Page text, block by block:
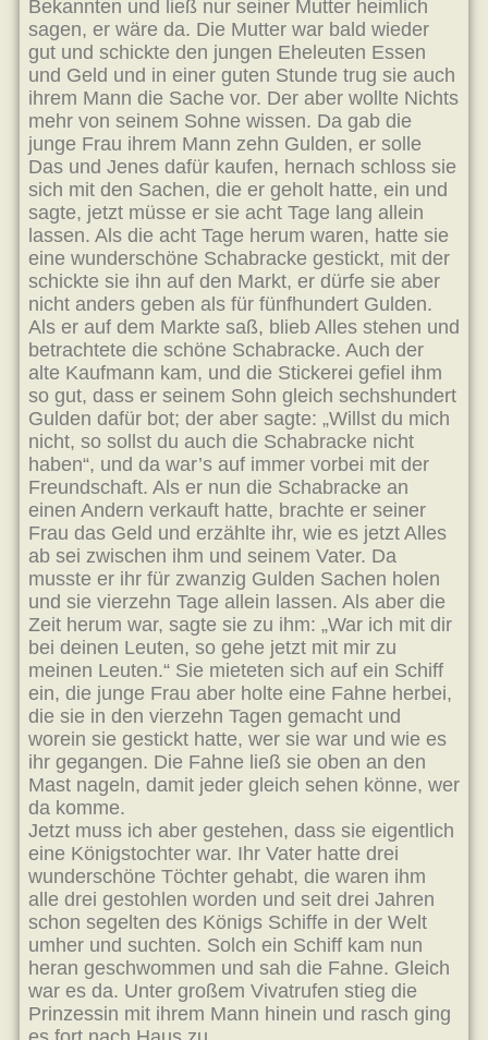
Bekannten und ließ nur seiner Mutter heimlich
sagen, er wäre da. Die Mutter war bald wieder
gut und schickte den jungen Eheleuten Essen
und Geld und in einer guten Stunde trug sie auch
ihrem Mann die Sache vor. Der aber wollte Nichts
mehr von seinem Sohne wissen. Da gab die
junge Frau ihrem Mann zehn Gulden, er solle
Das und Jenes dafür kaufen, hernach schloss sie
sich mit den Sachen, die er geholt hatte, ein und
sagte, jetzt müsse er sie acht Tage lang allein
lassen. Als die acht Tage herum waren, hatte sie
eine wunderschöne Schabracke gestickt, mit der
schickte sie ihn auf den Markt, er dürfe sie aber
nicht anders geben als für fünfhundert Gulden.
Als er auf dem Markte saß, blieb Alles stehen und
betrachtete die schöne Schabracke. Auch der
alte Kaufmann kam, und die Stickerei gefiel ihm
so gut, dass er seinem Sohn gleich sechshundert
Gulden dafür bot; der aber sagte: „Willst du mich
nicht, so sollst du auch die Schabracke nicht
haben“, und da war’s auf immer vorbei mit der
Freundschaft. Als er nun die Schabracke an
einen Andern verkauft hatte, brachte er seiner
Frau das Geld und erzählte ihr, wie es jetzt Alles
ab sei zwischen ihm und seinem Vater. Da
musste er ihr für zwanzig Gulden Sachen holen
und sie vierzehn Tage allein lassen. Als aber die
Zeit herum war, sagte sie zu ihm: „War ich mit dir
bei deinen Leuten, so gehe jetzt mit mir zu
meinen Leuten.“ Sie mieteten sich auf ein Schiff
ein, die junge Frau aber holte eine Fahne herbei,
die sie in den vierzehn Tagen gemacht und
worein sie gestickt hatte, wer sie war und wie es
ihr gegangen. Die Fahne ließ sie oben an den
Mast nageln, damit jeder gleich sehen könne, wer
da komme.
Jetzt muss ich aber gestehen, dass sie eigentlich
eine Königstochter war. Ihr Vater hatte drei
wunderschöne Töchter gehabt, die waren ihm
alle drei gestohlen worden und seit drei Jahren
schon segelten des Königs Schiffe in der Welt
umher und suchten. Solch ein Schiff kam nun
heran geschwommen und sah die Fahne. Gleich
war es da. Unter großem Vivatrufen stieg die
Prinzessin mit ihrem Mann hinein und rasch ging